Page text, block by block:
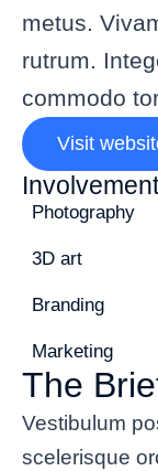
metus.
rutrum.
commodo
Visit
Involvement
Photography
3D art
Branding
Marketing
The
Vestibulum
scelerisque